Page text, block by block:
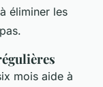
éliminer les
mois aide à